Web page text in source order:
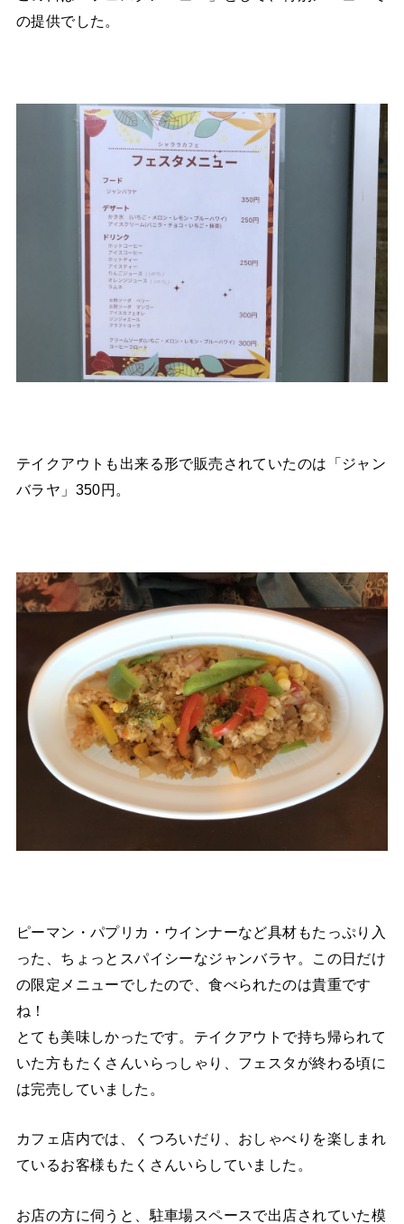
の提供でした。
テイクアウトも出来る形で販売されていたのは「ジャン
バラヤ」350円。
ピーマン・パプリカ・ウインナーなど具材もたっぷり入
った、ちょっとスパイシーなジャンバラヤ。この日だけ
の限定メニューでしたので、食べられたのは貴重です
ね！
とても美味しかったです。テイクアウトで持ち帰られて
いた方もたくさんいらっしゃり、フェスタが終わる頃に
は完売していました。
カフェ店内では、くつろいだり、おしゃべりを楽しまれ
ているお客様もたくさんいらしていました。
お店の方に伺うと、駐車場スペースで出店されていた模